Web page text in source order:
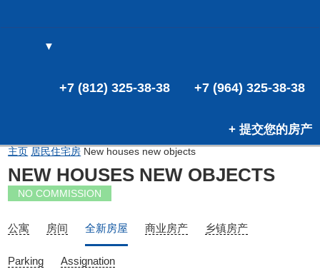
▼
+7 (964) 325-38-38
+7 (812) 325-38-38
+ 提交您的房产
主页 居民住宅房 New houses new objects
NEW HOUSES NEW OBJECTS
NO COMMISSION
公寓 房间 全新房屋 商业房产 乡镇房产
Parking Assignation